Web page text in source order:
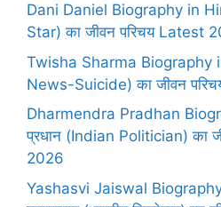
Dani Daniel Biography in
Star) का जीवन परिचय Latest
Twisha Sharma Biography
News-Suicide) का जीवन
Dharmendra Pradhan
प्रधान (Indian Politician) का
2026
Yashasvi Jaiswal